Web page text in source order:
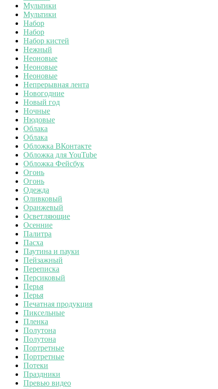
Мультики
Мультики
Набор
Набор
Набор кистей
Нежный
Неоновые
Неоновые
Неоновые
Непрерывная лента
Новогодние
Новый год
Ночные
Нюдовые
Облака
Облака
Обложка ВКонтакте
Обложка для YouTube
Обложка Фейсбук
Огонь
Огонь
Одежда
Оливковый
Оранжевый
Осветляющие
Осенние
Палитра
Пасха
Паутина и пауки
Пейзажный
Переписка
Персиковый
Перья
Перья
Печатная продукция
Пиксельные
Пленка
Полутона
Полутона
Портретные
Портретные
Потеки
Праздники
Превью видео